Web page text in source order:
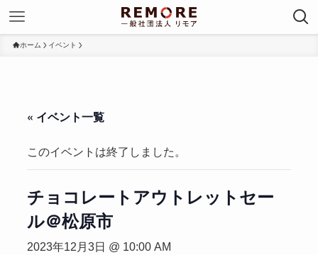
ホーム イベント
« イベント一覧
このイベントは終了しました。
チョコレートアウトレットセー
ル＠松原市
2023年12月3日 @ 10:00 AM